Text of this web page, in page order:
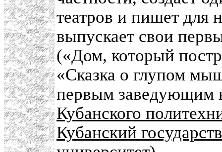
театров и пишет для
выпускает свои
(«Дом, который
«Сказка о глупом
первым заведующим
Кубанского
Кубанский